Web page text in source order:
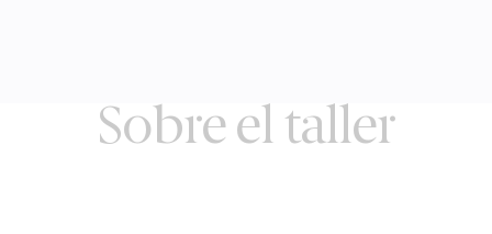
Sobre el taller